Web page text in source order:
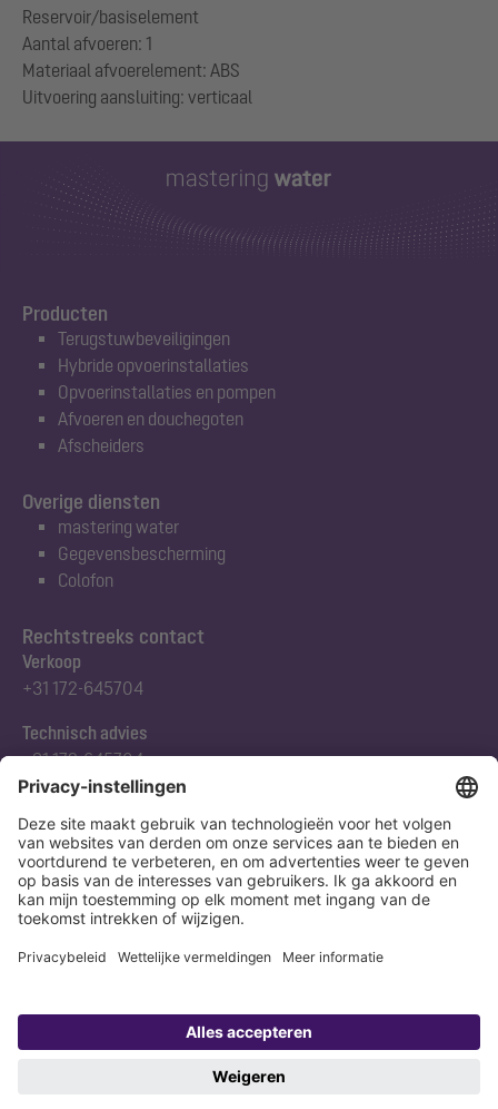
Reservoir/basiselement
Aantal afvoeren: 1
Materiaal afvoerelement: ABS
Producten
Terugstuwbeveiligingen
Hybride opvoerinstallaties
Opvoerinstallaties en pompen
Afvoeren en douchegoten
Afscheiders
Rechtstreeks contact
Verkoop
+31 172-645704
Technisch advies
+31 172-645704
Abonneert u zich op onze nieuwsbrief
Nu aanmelden
Overige diensten
mastering water
Gegevensbescherming
Colofon
Copyright 1998-2026 KESSEL SE + Co. KG, Bahnhofstraße 31, 85101 Lenting,
Verklaring Colofon